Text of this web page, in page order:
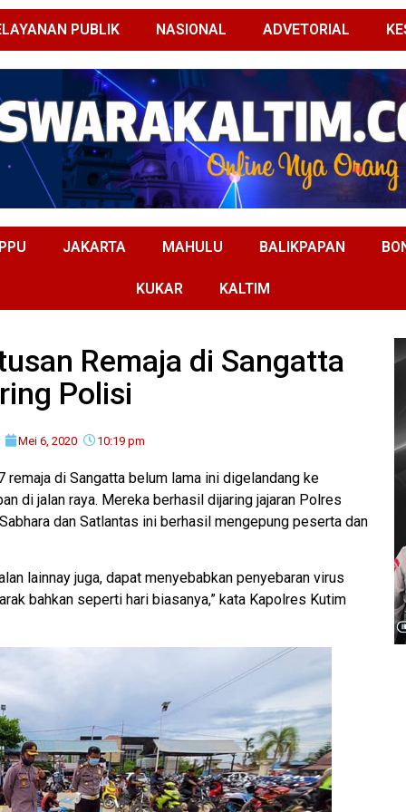
PUBLIK NASIONAL ADVETORIAL
JAKARTA MAHULU BALIKPAPAN
KUKAR KALTIM
Remaja di Sangatta
Polisi
Mei 6, 2020 10:19 pm
remaja di Sangatta belum lama ini digelandang ke
di jalan raya. Mereka berhasil dijaring jajaran Polres
dan Satlantas ini berhasil mengepung peserta dan
lainnay juga, dapat menyebabkan penyebaran virus
bahkan seperti hari biasanya,” kata Kapolres Kutim